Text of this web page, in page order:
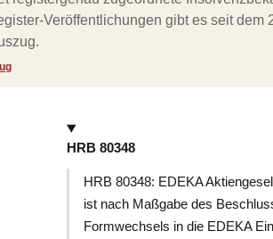
Veröffentlichungen gibt es seit
HRB 80348
HRB 80348: EDEKA
ist nach Maßgabe des
Formwechsels in die EDEKA